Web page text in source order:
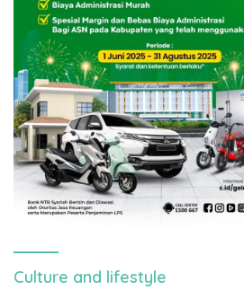
Culture and lifestyle